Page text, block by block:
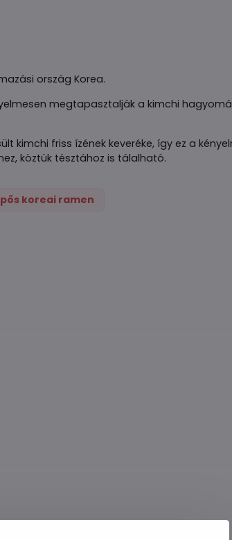
ország Korea.
megtapasztalják a kimchi
kimchi friss ízének keveréke, így ez a
köztük tésztához is tálalható.
koreai ramen